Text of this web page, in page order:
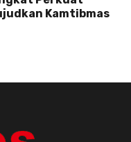
Kamtibmas